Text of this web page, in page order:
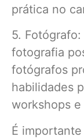
prática no
5.
fotografia
fotógrafos
habilidades
workshops
É